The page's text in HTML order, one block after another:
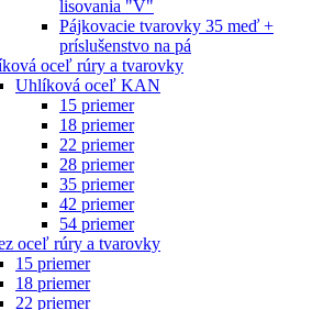
lisovania "V"
Pájkovacie tvarovky 35 meď +
príslušenstvo na pá
oceľ rúry a tvarovky
Uhlíková oceľ KAN
15 priemer
18 priemer
22 priemer
28 priemer
35 priemer
42 priemer
54 priemer
oceľ rúry a tvarovky
15 priemer
18 priemer
22 priemer